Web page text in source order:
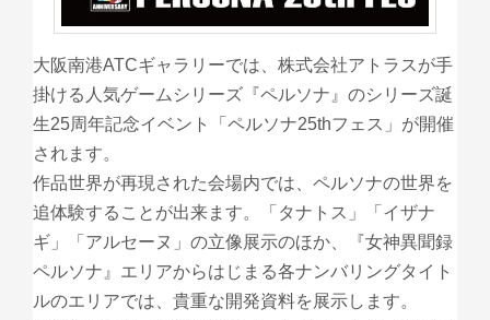
大阪南港ATCギャラリーでは、株式会社アトラスが手
掛ける人気ゲームシリーズ『ペルソナ』のシリーズ誕
生25周年記念イベント「ペルソナ25thフェス」が開催
されます。
作品世界が再現された会場内では、ペルソナの世界を
追体験することが出来ます。「タナトス」「イザナ
ギ」「アルセーヌ」の立像展示のほか、『女神異聞録
ペルソナ』エリアからはじまる各ナンバリングタイト
ルのエリアでは、貴重な開発資料を展示します。